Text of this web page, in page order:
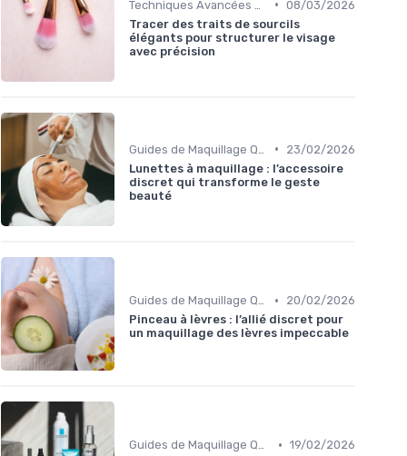
• 08/03/2026
Tracer des traits de sourcils
élégants pour structurer le visage
avec précision
•
23/02/2026
Lunettes à maquillage : l’accessoire
discret qui transforme le geste
beauté
Guides de Maquillage Quotidien •
20/02/2026
Pinceau à lèvres : l’allié discret pour
un maquillage des lèvres impeccable
Guides de Maquillage Quotidien • 19/02/2026